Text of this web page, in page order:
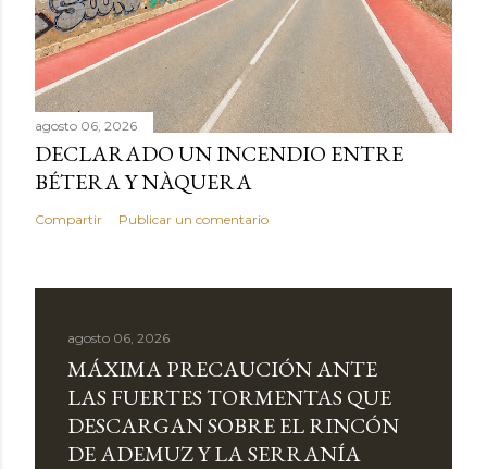
agosto 06, 2026
DECLARADO UN INCENDIO ENTRE
BÉTERA Y NÀQUERA
Compartir Publicar un comentario
agosto 06, 2026
MÁXIMA PRECAUCIÓN ANTE
LAS FUERTES TORMENTAS QUE
DESCARGAN SOBRE EL RINCÓN
DE ADEMUZ Y LA SERRANÍA